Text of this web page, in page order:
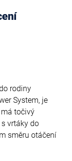
rodiny
System, je
točivý
vrtáky do
směru otáčení